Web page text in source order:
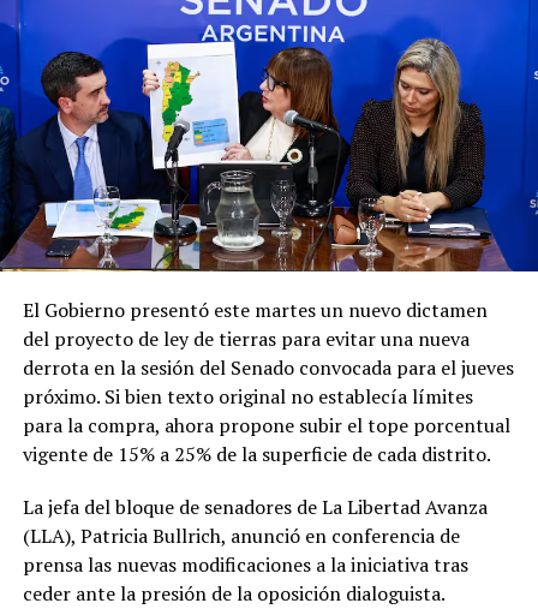
Posteriormente, a las 18, la comitiva presidencial se
trasladará a la ciudad de Cali, Colombia, donde Milei hará
escala para encarar la segunda parte de su periplo
internacional.
Este viernes, a las 9, el mandatario argentino asistirá a la
ceremonia de asunción del presidente electo de
Colombia, Abelardo de la Espriella.
Con este viaje, Milei busca continuar afianzando las
relaciones bilaterales y la sintonía política con los
gobiernos de la región que comparten sus ideas, en una
gira que se extenderá hasta el fin de semana antes de su
regreso a Buenos Aires.
permanentes de sus pueblos y no quedar supeditadas a
las necesidades políticas y/o personales de los
gobernantes de turno".
Finalmente, el Gobierno señaló que la política exterior
argentina continuará guiándose "exclusivamente por la
defensa del interés nacional, la soberanía y el mandato
conferido por el pueblo argentino".
El Gobierno presentó este martes un nuevo dictamen
del proyecto de ley de tierras para evitar una nueva
derrota en la sesión del Senado convocada para el jueves
próximo. Si bien texto original no establecía límites
para la compra, ahora propone subir el tope porcentual
vigente de 15% a 25% de la superficie de cada distrito.
La jefa del bloque de senadores de La Libertad Avanza
(LLA), Patricia Bullrich, anunció en conferencia de
prensa las nuevas modificaciones a la iniciativa tras
ceder ante la presión de la oposición dialoguista.